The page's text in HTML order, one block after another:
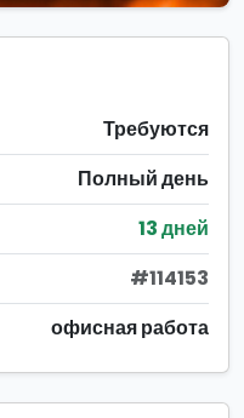
Требуются
Полный день
13 дней
#114153
офисная работа